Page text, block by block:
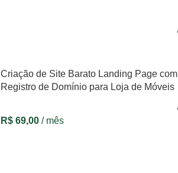
Criação de Site Barato Landing Page com
Registro de Domínio para Loja de Móveis
R$ 69,00 / mês